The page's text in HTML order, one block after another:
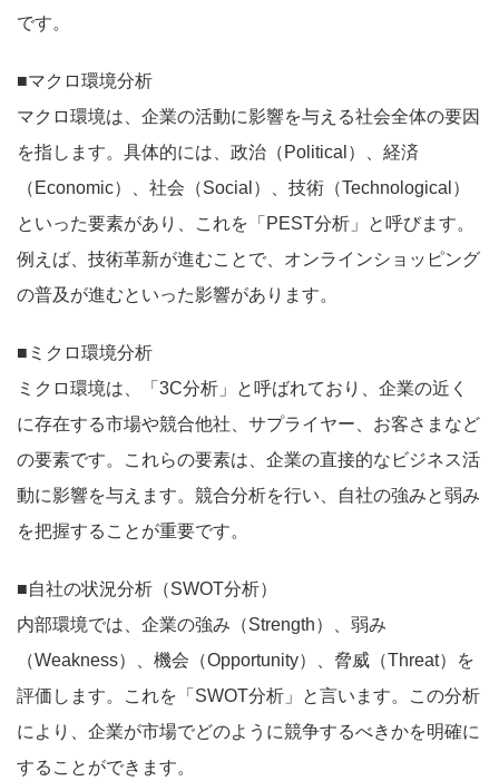
です。
■マクロ環境分析
マクロ環境は、企業の活動に影響を与える社会全体の要因
を指します。具体的には、政治（Political）、経済
（Economic）、社会（Social）、技術（Technological）
といった要素があり、これを「PEST分析」と呼びます。
例えば、技術革新が進むことで、オンラインショッピング
の普及が進むといった影響があります。
■ミクロ環境分析
ミクロ環境は、「3C分析」と呼ばれており、企業の近く
に存在する市場や競合他社、サプライヤー、お客さまなど
の要素です。これらの要素は、企業の直接的なビジネス活
動に影響を与えます。競合分析を行い、自社の強みと弱み
を把握することが重要です。
■自社の状況分析（SWOT分析）
内部環境では、企業の強み（Strength）、弱み
（Weakness）、機会（Opportunity）、脅威（Threat）を
評価します。これを「SWOT分析」と言います。この分析
により、企業が市場でどのように競争するべきかを明確に
することができます。